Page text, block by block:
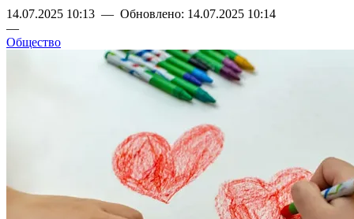
14.07.2025 10:13 — Обновлено: 14.07.2025 10:14
—
Общество